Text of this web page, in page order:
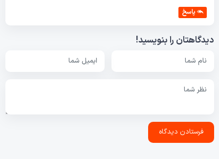
پاسخ
دیدگاهتان را بنویسید!